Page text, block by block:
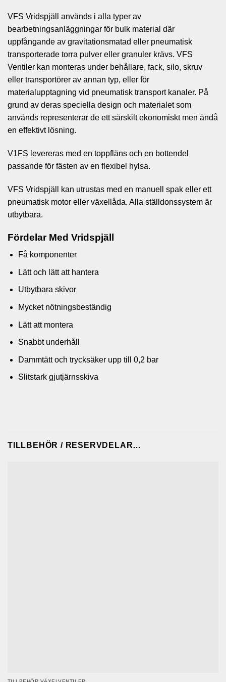
VFS Vridspjäll används i alla typer av
bearbetningsanläggningar för bulk material där
uppfångande av gravitationsmatad eller pneumatisk
transporterade torra pulver eller granuler krävs. VFS
Ventiler kan monteras under behållare, fack, silo, skruv
eller transportörer av annan typ, eller för
materialupptagning vid pneumatisk transport kanaler. På
grund av deras speciella design och materialet som
används representerar de ett särskilt ekonomiskt men ändå
en effektivt lösning.
V1FS levereras med en toppfläns och en bottendel
passande för fästen av en flexibel hylsa.
VFS Vridspjäll kan utrustas med en manuell spak eller ett
pneumatisk motor eller växellåda. Alla ställdonssystem är
utbytbara.
Fördelar Med Vridspjäll
Få komponenter
Lätt och lätt att hantera
Utbytbara skivor
Mycket nötningsbeständig
Lätt att montera
Snabbt underhåll
Dammtätt och trycksäker upp till 0,2 bar
Slitstark gjutjärnsskiva
TILLBEHÖR / RESERVDELAR…